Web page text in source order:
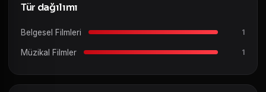
Tür dağılımı
Belgesel Filmleri 1
Müzikal Filmler 1